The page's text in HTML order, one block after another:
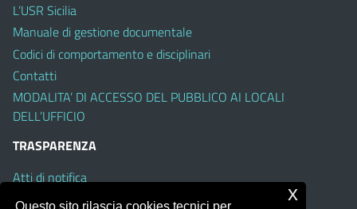
L’USR Sicilia
Manuale di gestione documentale
Codici di comportamento e disciplinari
Contatti
MODALITA’ DI ACCESSO DEL PUBBLICO AI LOCALI
DELL’UFFICIO
TRASPARENZA
Atti di notifica
Albo on line
x